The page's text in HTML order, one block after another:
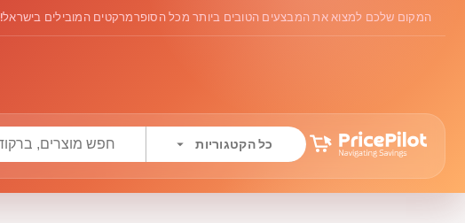
המקום שלכם למצוא את המבצעים הטובים ביותר מכל הסופרמרקטים המובילים בישראל!
כל הקטגוריות arrow_drop_down